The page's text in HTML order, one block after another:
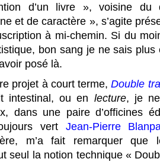
d’un livre », voisine du
et de caractère », s’agite
à mi-chemin. Si du
bon sang je ne sais plus
posé là.
projet à court terme,Double
intestinal, ou en lecture, je
dans une paire d’officines
vert Jean-Pierre
m’a fait remarquer
seul la notion technique «